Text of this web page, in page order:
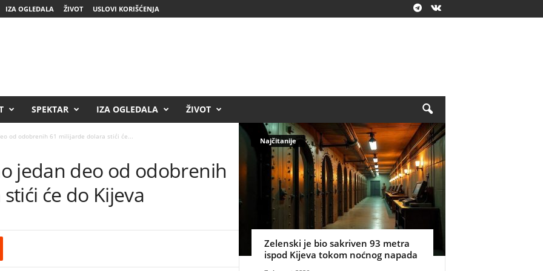
IZA OGLEDALA ŽIVOT USLOVI KORIŠĆENJA
SPEKTAR IZA OGLEDALA ŽIVOT
od odobrenih 61 milijarde dolara stići će...
jedan deo od odobrenih
će do Kijeva
Najčitanije
Zelenski je bio sakriven 93 metra
ispod Kijeva tokom noćnog napada